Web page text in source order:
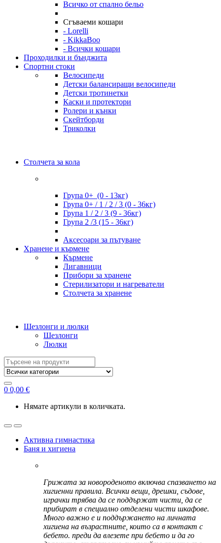
Всичко от спално бельо
Сгъваеми кошари
- Lorelli
- KikkaBoo
- Всички кошари
Проходилки и бънджита
Спортни стоки
Велосипеди
Детски балансиращи велосипеди
Детски тротинетки
Каски и протектори
Ролери и кънки
Скейтборди
Триколки
Столчета за кола
Група 0+ (0 - 13кг)
Група 0+ / 1 / 2 / 3 (0 - 36кг)
Група 1 / 2 / 3 (9 - 36кг)
Група 2 /3 (15 - 36кг)
Аксесоари за пътуване
Хранене и кърмене
Кърмене
Лигавници
Прибори за хранене
Стерилизатори и нагреватели
Столчета за хранене
Шезлонги и люлки
Шезлонги
Люлки
Search
for:
0 0,00 €
Нямате артикули в количката.
Активна гимнастика
Баня и хигиена
Грижата за новороденото включва спазването на
хигиенни правила. Всички вещи, дрешки, съдове,
играчки трябва да се поддържат чисти, да се
прибират в специално отделени чисти шкафове.
Много важно е и поддържането на личната
хигиена на възрастните, които са в контакт с
бебето. преди да влезете при бебето и да го